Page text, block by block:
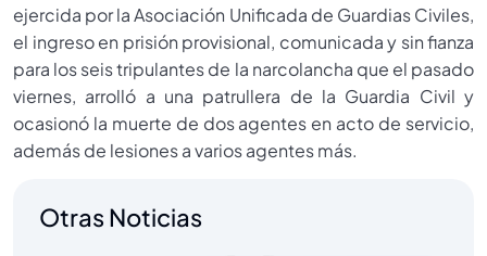
ejercida por la Asociación Unificada de Guardias Civiles,
el ingreso en prisión provisional, comunicada y sin fianza
para los seis tripulantes de la narcolancha que el pasado
viernes, arrolló a una patrullera de la Guardia Civil y
ocasionó la muerte de dos agentes en acto de servicio,
además de lesiones a varios agentes más.
Otras Noticias